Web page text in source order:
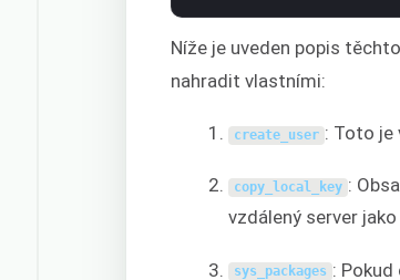
Níže je uveden popis
nahradit vlastními:
create_user : Toto je
copy_local_key :
vzdálený server
sys_packages : Pokud